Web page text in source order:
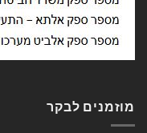
מוזמנים לבקר